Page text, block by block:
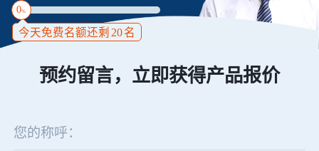
0%
今天免费名额还剩 20名
预约留言，立即获得产品报价